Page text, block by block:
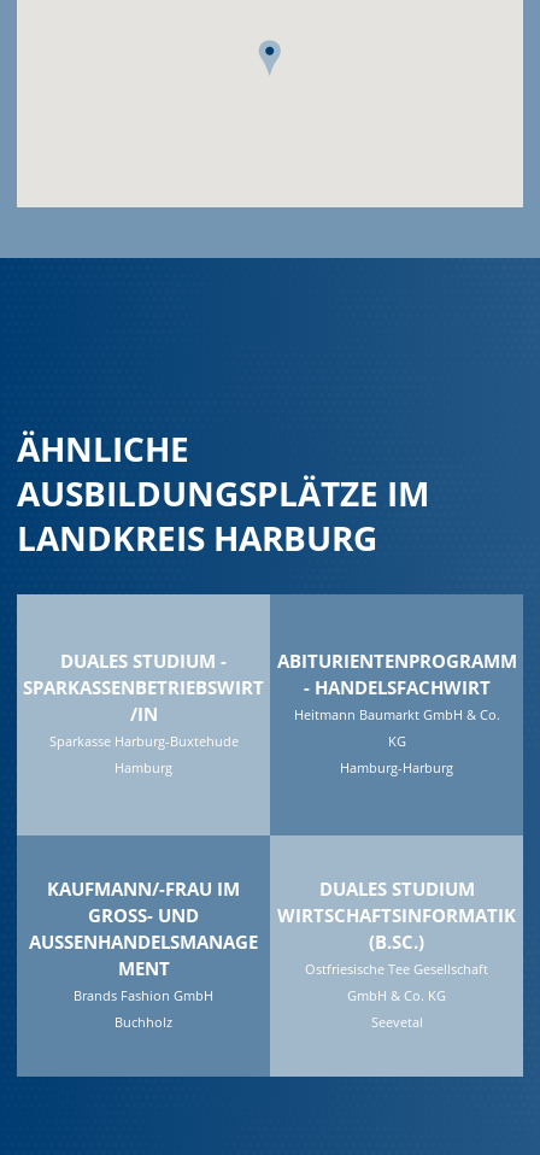
ÄHNLICHE
AUSBILDUNGSPLÄTZE IM
LANDKREIS HARBURG
DUALES STUDIUM -
SPARKASSENBETRIEBSWIRT
/IN
Sparkasse Harburg-Buxtehude
Hamburg
ABITURIENTENPROGRAMM
- HANDELSFACHWIRT
Heitmann Baumarkt GmbH & Co.
KG
Hamburg-Harburg
KAUFMANN/-FRAU IM
GROSS- UND A
USSENHANDELSMANAGEME
NT
Brands Fashion GmbH
Buchholz
DUALES STUDIUM
WIRTSCHAFTSINFORMATIK
(B.SC.)
Ostfriesische Tee Gesellschaft
GmbH & Co. KG
Seevetal